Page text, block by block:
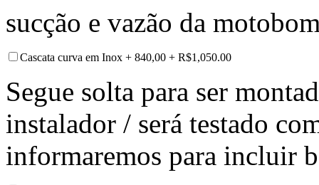
sucção e vazão da
Cascata curva em Inox + 840,00 + R$1,050.00
Segue solta para ser
instalador / será testado
informaremos para incluir